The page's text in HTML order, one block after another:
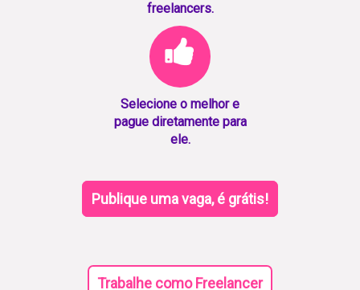
freelancers.
Selecione o melhor e
pague diretamente para
ele.
Publique uma vaga, é grátis!
Trabalhe como Freelancer